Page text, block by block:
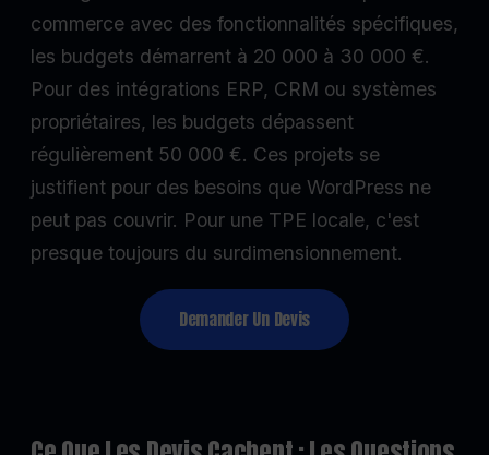
commerce avec des fonctionnalités spécifiques,
les budgets démarrent à 20 000 à 30 000 €.
Pour des intégrations ERP, CRM ou systèmes
propriétaires, les budgets dépassent
régulièrement 50 000 €. Ces projets se
justifient pour des besoins que WordPress ne
peut pas couvrir. Pour une TPE locale, c'est
presque toujours du surdimensionnement.
Demander Un Devis